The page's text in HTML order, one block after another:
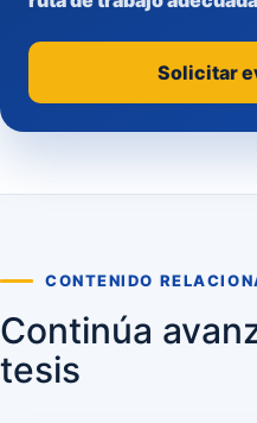
Solicitar
CONTENIDO
Continúa
tesis